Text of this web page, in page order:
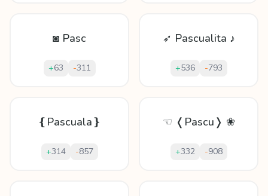
◙ Pasc
+63 -311
➶ Pascualita ♪
+536 -793
❴Pascuala❵
+314 -857
☜ ❬Pascu❭ ❀
+332 -908